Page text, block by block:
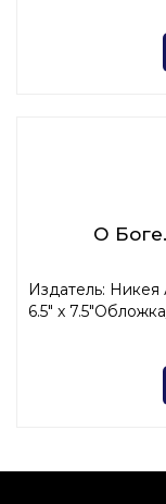
О
Издатель:
6.5" x